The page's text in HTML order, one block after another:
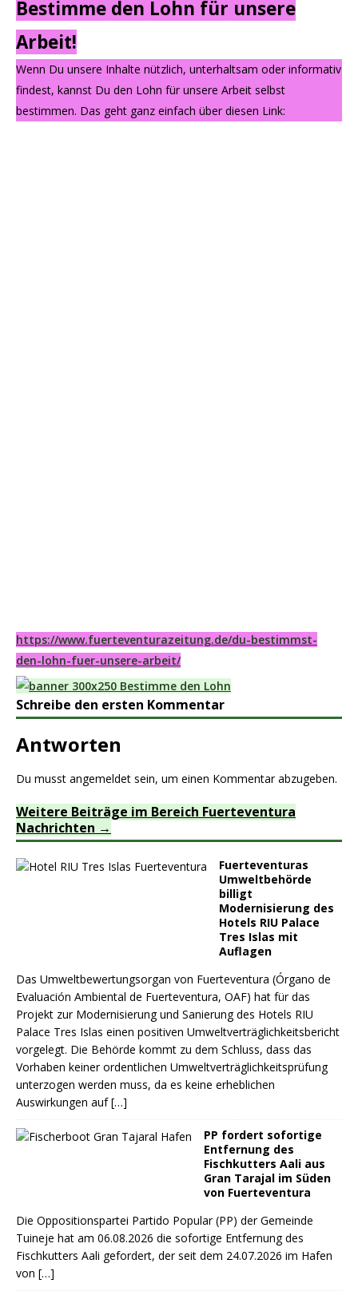
Bestimme den Lohn für unsere
Arbeit!
Wenn Du unsere Inhalte nützlich, unterhaltsam oder informativ
findest, kannst Du den Lohn für unsere Arbeit selbst
bestimmen. Das geht ganz einfach über diesen Link:
https://www.fuerteventurazeitung.de/du-bestimmst-
den-lohn-fuer-unsere-arbeit/
Schreibe den ersten Kommentar
Antworten
Du musst angemeldet sein, um einen Kommentar abzugeben.
Weitere Beiträge im Bereich Fuerteventura
Nachrichten
Fuerteventuras
Umweltbehörde
billigt
Modernisierung des
Hotels RIU Palace
Tres Islas mit
Auflagen
Das Umweltbewertungsorgan von Fuerteventura (Órgano de
Evaluación Ambiental de Fuerteventura, OAF) hat für das
Projekt zur Modernisierung und Sanierung des Hotels RIU
Palace Tres Islas einen positiven Umweltverträglichkeitsbericht
vorgelegt. Die Behörde kommt zu dem Schluss, dass das
Vorhaben keiner ordentlichen Umweltverträglichkeitsprüfung
unterzogen werden muss, da es keine erheblichen
Auswirkungen auf[…]
PP fordert sofortige
Entfernung des
Fischkutters Aali aus
Gran Tarajal im Süden
von Fuerteventura
Die Oppositionspartei Partido Popular (PP) der Gemeinde
Tuineje hat am 06.08.2026 die sofortige Entfernung des
Fischkutters Aali gefordert, der seit dem 24.07.2026 im Hafen
von […]